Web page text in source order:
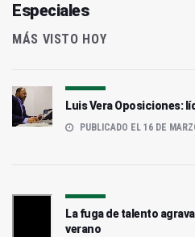
Especiales
MÁS VISTO HOY
Luis Vera Oposiciones:
PUBLICADO EL 16 DE
La fuga de talento
verano